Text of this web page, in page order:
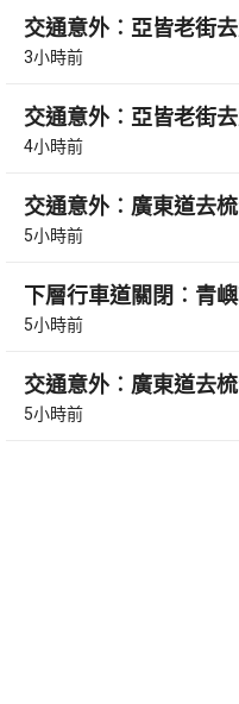
交通意外︰亞皆老街
3小時前
交通意外︰亞皆老街
4小時前
交通意外︰廣東道去
5小時前
下層行車道關閉︰青
5小時前
交通意外︰廣東道去
5小時前